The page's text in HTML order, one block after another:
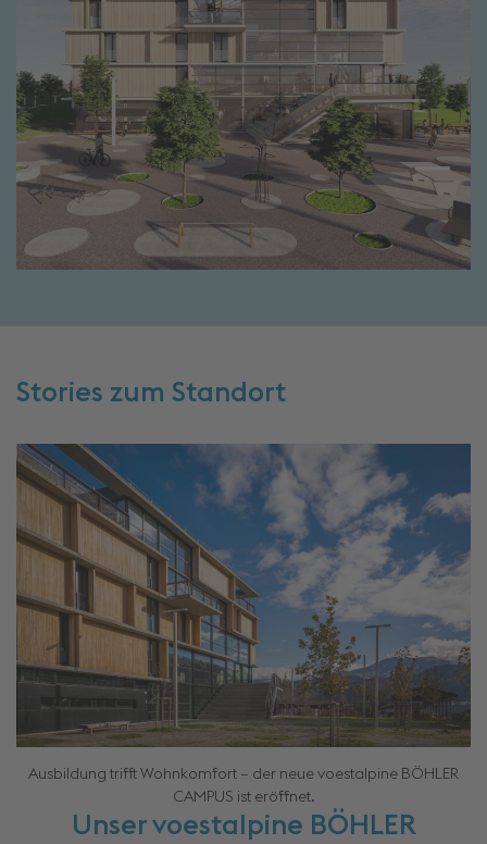
Stories zum Standort
Ausbildung trifft Wohnkomfort – der neue voestalpine BÖHLER
CAMPUS ist eröffnet.
Unser voestalpine BÖHLER